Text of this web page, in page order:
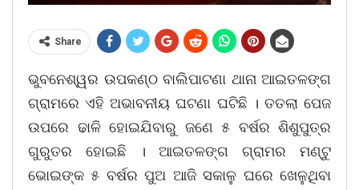
Share
ଭୁବନେଶ୍ୱର ଉପକଣ୍ଠ ବାଲିପାଟଣା ଥାନା ଆଇତଳଙ୍ଗ
ଗ୍ରାମରେ ଏହି ଅଭାବନୀୟ ଘଟଣା ଘଟିଛି । ତତଲା ପେଜ
ଉପରେ ଢାଳି ହୋଇଯିବାରୁ ଜଣେ ୫ ବର୍ଷର ଶିଶୁପୁତ୍ର
ଗୁରୁତର ହୋଇଛି । ଆଇତଳଙ୍ଗ ଗ୍ରାମର ମଣ୍ଟୁ
ଭୋଇଙ୍କ ୫ ବର୍ଷର ପୁଅ ଆଜି ସକାଳୁ ଘରେ ଖେଳୁଥିବା